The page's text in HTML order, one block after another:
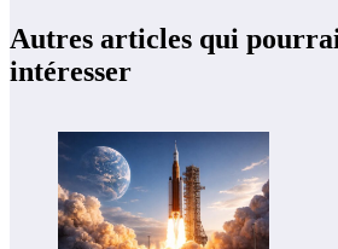
Autres articles qui
intéresser